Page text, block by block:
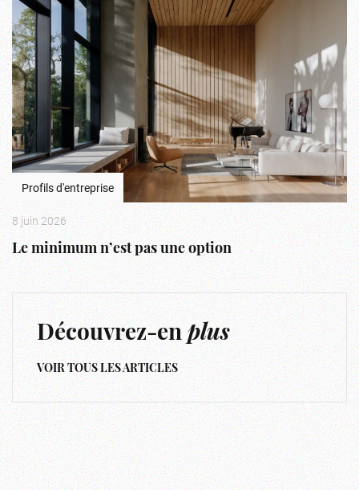
Profils d'entreprise
8 juin 2026
Le minimum n’est pas une option
Découvrez-enplus
VOIR TOUS LES ARTICLES